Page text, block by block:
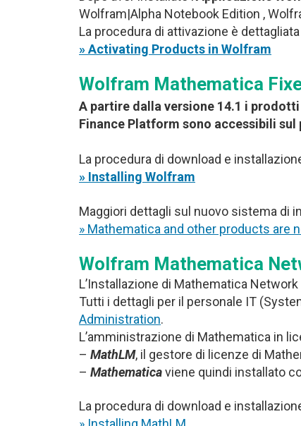
Wolfram|Alpha Notebook Edition ,
La procedura di attivazione è
» Activating Products in Wolfram
Wolfram Mathematica
A partire dalla versione 14.1 i
Finance Platform sono accessibili
La procedura di download e
» Installing Wolfram
Maggiori dettagli sul nuovo sistema di
» Mathematica and other products are
Wolfram Mathematica
L’Installazione di Mathematica
Tutti i dettagli per il personale IT
Administration.
L’amministrazione di Mathematica in
– MathLM, il gestore di licenze di
– Mathematicaviene quindi installato
La procedura di download e